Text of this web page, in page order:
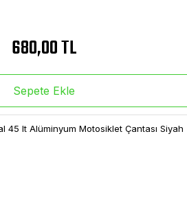
680,00 TL
Sepete Ekle